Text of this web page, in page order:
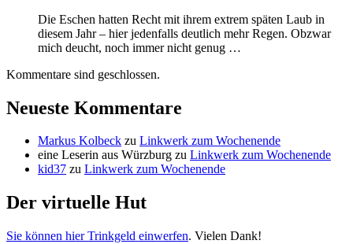
Die Eschen hatten Recht mit ihrem extrem späten Laub in
diesem Jahr – hier jedenfalls deutlich mehr Regen. Obzwar
mich deucht, noch immer nicht genug …
Kommentare sind geschlossen.
Neueste Kommentare
Markus Kolbeck zu Linkwerk zum Wochenende
eine Leserin aus Würzburg zu Linkwerk zum Wochenende
kid37 zu Linkwerk zum Wochenende
Der virtuelle Hut
Sie können hier Trinkgeld einwerfen. Vielen Dank!